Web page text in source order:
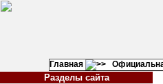
Главная
Разделы сайта